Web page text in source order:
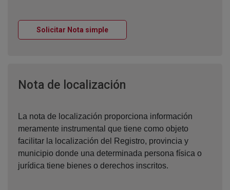
Solicitar Nota simpleVentana nueva
Nota de localización
La nota de localización proporciona información
meramente instrumental que tiene como objeto
facilitar la localización del Registro, provincia y
municipio donde una determinada persona física o
jurídica tiene bienes o derechos inscritos.